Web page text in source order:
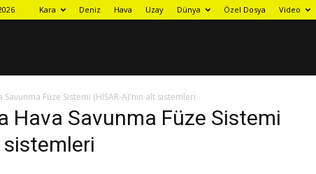
Kara Deniz Hava Uzay Dünya Özel Dosya Video
Füze Sistemi (HİSAR-A)'nın alt sistemleri
Hava Savunma Füze Sistemi
sistemleri